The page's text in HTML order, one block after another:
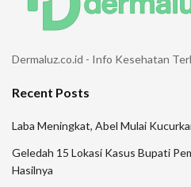
Dermaluz.co.id - Info Kesehatan
Recent Posts
Laba Meningkat, Abel Mulai
Geledah 15 Lokasi Kasus Bupati
Hasilnya